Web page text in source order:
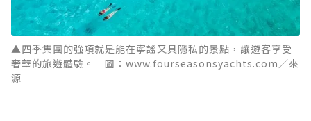
▲四季集團的強項就是能在寧謐又具隱私的景點，讓遊客享受
奢華的旅遊體驗。 圖：www.fourseasonsyachts.com／來
源